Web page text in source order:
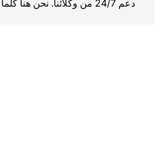
دعم 24/7 من وكلائنا. نحن هنا كلما احتجت إلينا.